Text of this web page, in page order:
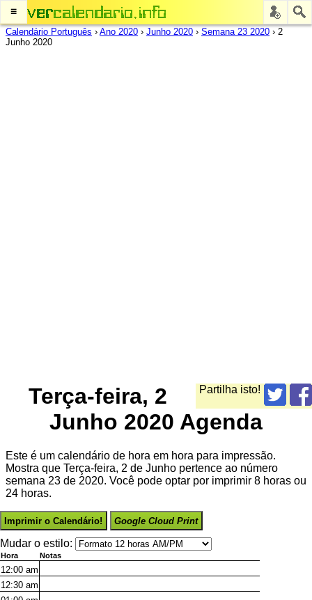
≡
Calendário Português › Ano 2020 › Junho 2020 › Semana 23 2020 › 2
Junho 2020
Partilha isto!
Terça-feira, 2
Junho 2020 Agenda
Este é um calendário de hora em hora para impressão.
Mostra que Terça-feira, 2 de Junho pertence ao número
semana 23 de 2020. Você pode optar por imprimir 8 horas ou
24 horas.
Imprimir o Calendário! Google Cloud Print
Mudar o estilo:
Hora Notas
12:00 am
12:30 am